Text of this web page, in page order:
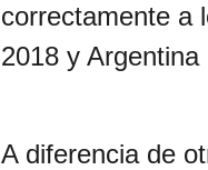
correctamente a
2018 y Argentina
A diferencia de